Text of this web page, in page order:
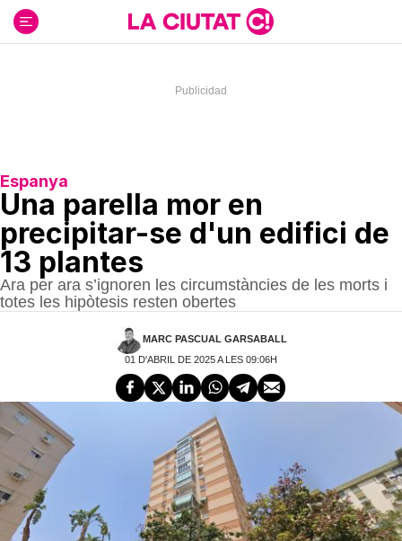
contenido
Espanya
Una parella mor en
precipitar-se d'un edifici de
13 plantes
Ara per ara s’ignoren les circumstàncies de les morts i
totes les hipòtesis resten obertes
MARC PASCUAL GARSABALL
01 D'ABRIL DE 2025 A LES 09:06H